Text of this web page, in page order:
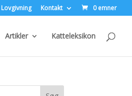
Lovgivning Kontakt 0 emner
Artikler Katteleksikon